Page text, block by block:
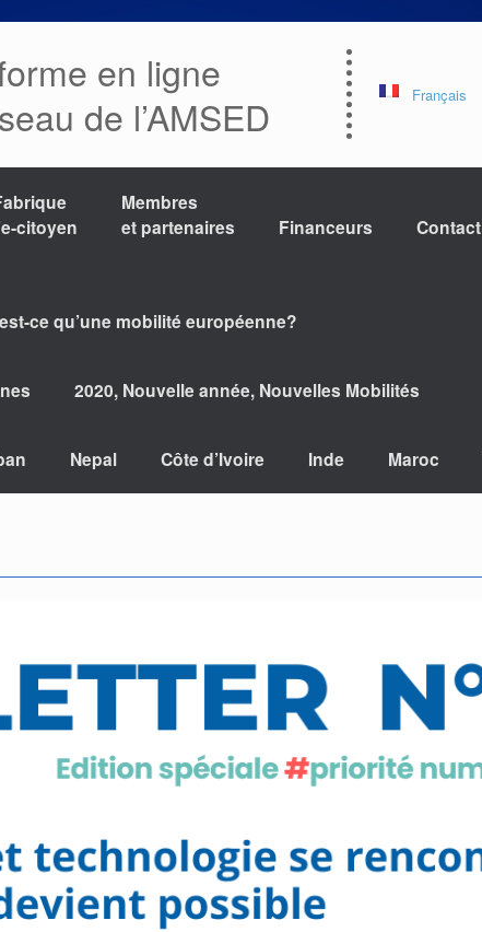
en ligne
de l’AMSED
Français
citoyen
Membres
et partenaires
Financeurs Contact
ce qu’une mobilité européenne?
2020, Nouvelle année, Nouvelles Mobilités
Nepal Côte d’Ivoire Inde Maroc